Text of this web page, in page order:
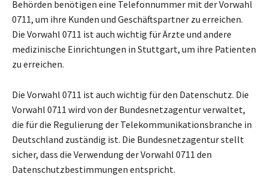
Behörden benötigen eine Telefonnummer mit der Vorwahl
0711, um ihre Kunden und Geschäftspartner zu erreichen.
Die Vorwahl 0711 ist auch wichtig für Ärzte und andere
medizinische Einrichtungen in Stuttgart, um ihre Patienten
zu erreichen.
Die Vorwahl 0711 ist auch wichtig für den Datenschutz. Die
Vorwahl 0711 wird von der Bundesnetzagentur verwaltet,
die für die Regulierung der Telekommunikationsbranche in
Deutschland zuständig ist. Die Bundesnetzagentur stellt
sicher, dass die Verwendung der Vorwahl 0711 den
Datenschutzbestimmungen entspricht.